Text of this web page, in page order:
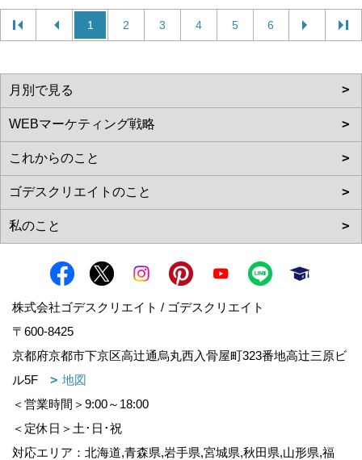
1 2 3 4 5 6
株式会社ゴデスクリエイト / ゴデスクリエイト
〒600-8425
京都府京都市下京区高辻通烏丸西入骨屋町323番地高辻三原ビ
ル5F
地図
＜営業時間＞9:00～18:00
＜定休日＞土･日･祝
対応エリア：北海道,青森県,岩手県,宮城県,秋田県,山形県,福